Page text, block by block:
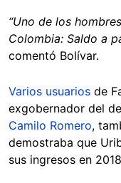
“Uno de los
Colombia: Saldo a
comentó Bolívar.
Varios usuarios de
exgobernador del
Camilo Romero,
demostraba que
sus ingresos en